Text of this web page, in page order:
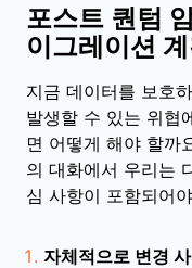
포스트 퀀텀
이그레이션
지금 데이터를 보호
발생할 수 있는 위협
면 어떻게 해야 할
의 대화에서 우리는
심 사항이 포함되어
자체적으로 변경